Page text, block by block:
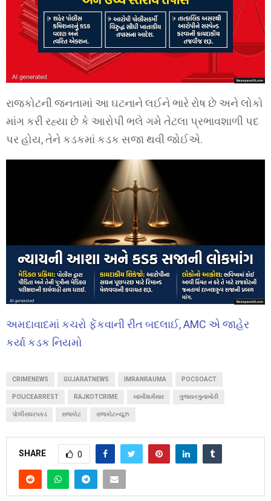
રાજકોટની જનતામાં આ ઘટનાને લઈને ભારે રોષ છે અને લોકો
માંગ કરી રહ્યા છે કે આરોપી ભલે ગમે તેટલા પ્રભાવશાળી પદ
પર હોય, તેને કડકમાં કડક સજા થવી જોઈએ.
અમદાવાદમાં કચરો ફેંકવાની રીત બદલાઈ, AMC એ જાહેર
કર્યા કડક નિયમો
CRIMENEWS GUJARATNEWS IMRANRAUMA POCSOACT
POLICEARREST RAJKOTCRIME ખાખીશર્મસાર ગુજરાતગુનાખોરી
પોલીસધરપકડ રાજકોટ રાજકોટન્યૂઝ
SHARE 0